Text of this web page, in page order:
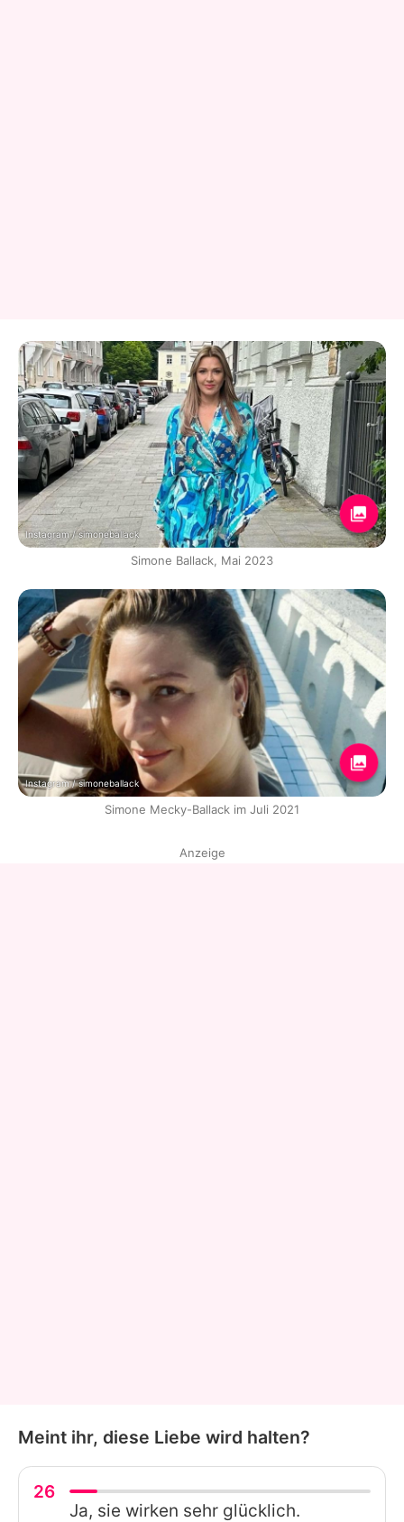
Instagram / simoneballack
Simone Ballack, Mai 2023
Instagram / simoneballack
Simone Mecky-Ballack im Juli 2021
Anzeige
Meint ihr, diese Liebe wird halten?
26
Ja, sie wirken sehr glücklich.